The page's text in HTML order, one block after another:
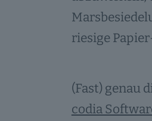
riesige
(Fast) genau
codia